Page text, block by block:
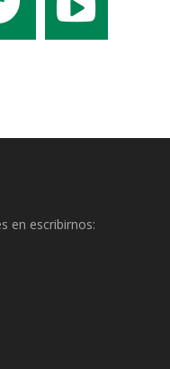
en escribirnos: